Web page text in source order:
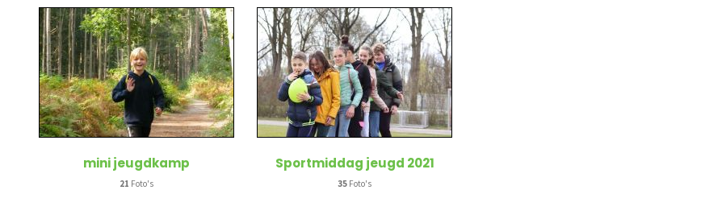
mini jeugdkamp
21 Foto's
Sportmiddag jeugd 2021
35 Foto's